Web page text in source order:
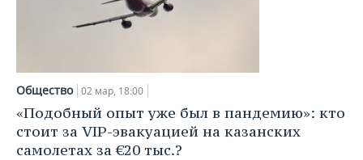
Общество 02 мар, 18:00
«Подобный опыт уже был в пандемию»: кто
стоит за VIP-эвакуацией на казанских
самолетах за €20 тыс.?